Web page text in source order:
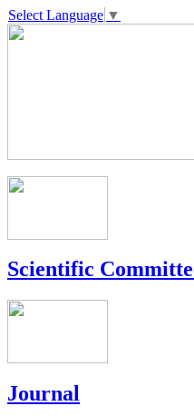
Select Language ▼
Scientific
Journal